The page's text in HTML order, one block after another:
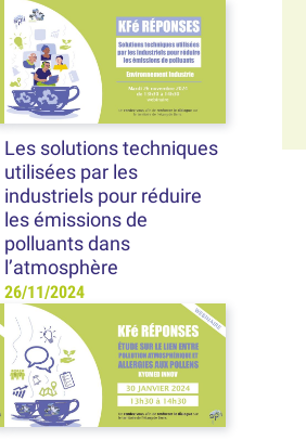
Les solutions techniques
utilisées par les
industriels pour réduire
les émissions de
polluants dans
l’atmosphère
26/11/2024